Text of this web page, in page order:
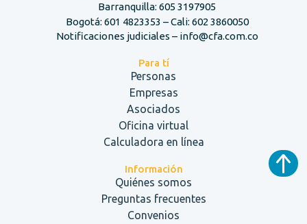
Barranquilla: 605 3197905
Bogotá: 601 4823353 – Cali: 602 3860050
Notificaciones judiciales – info@cfa.com.co
Para tí
Personas
Empresas
Asociados
Oficina virtual
Calculadora en línea
Información
Quiénes somos
Preguntas frecuentes
Convenios